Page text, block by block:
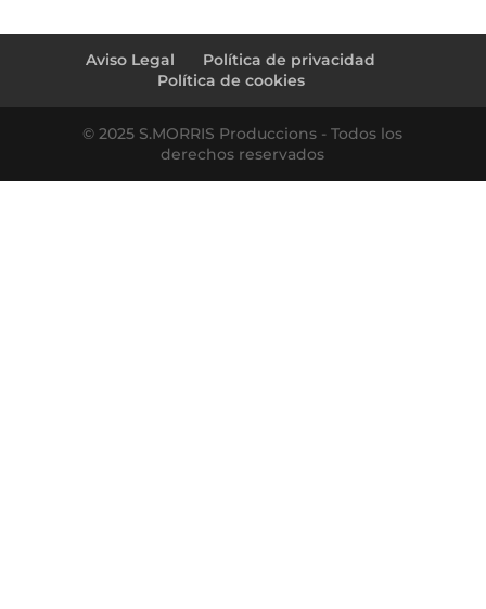
Aviso Legal
Política de privacidad
Política de cookies
© 2025 S.MORRIS Produccions - Todos los
derechos reservados